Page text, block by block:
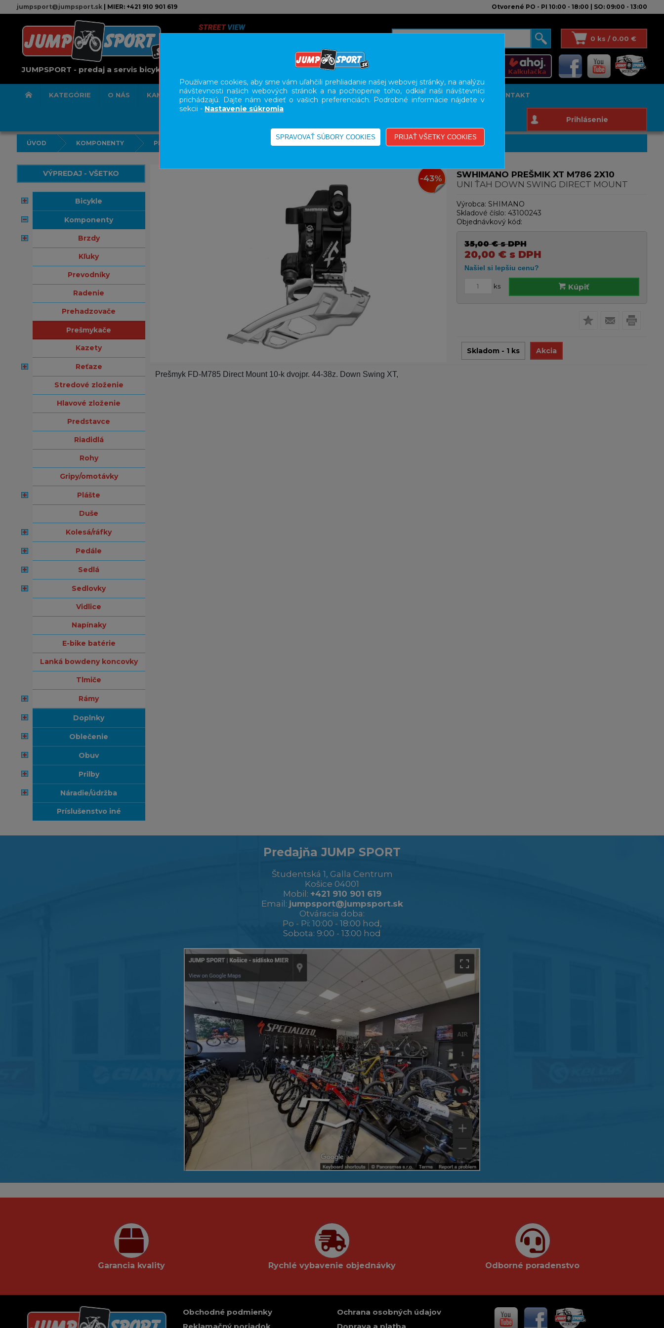
jumpsport@jumpsport.sk| MIER: +421 910 901 619 Otvorené PO - PI 10:00 - 18:00 | SO: 09:00 - 13:00
JUMPSPORT - predaj a servis bicyklov
0 ks / 0.00 €
KATEGÓRIE O NÁS KAMENNÁ PREDAJNA SERVIS SLUŽBY KARIÉRA BODY GEOMETRY FIT STUDIO KONTAKT
Prihlásenie
ÚVOD KOMPONENTY PREŠMYKAČE
VÝPREDAJ - VŠETKO
bicykle
komponenty
brzdy
kľuky
prevodníky
radenie
prehadzovače
prešmykače
kazety
reťaze
stredové zloženie
hlavové zloženie
predstavce
riadidlá
rohy
gripy/omotávky
plášte
duše
kolesá/ráfky
pedále
sedlá
sedlovky
vidlice
napínaky
e-bike batérie
lanká bowdeny koncovky
tlmiče
rámy
doplnky
oblečenie
obuv
prilby
náradie/údržba
príslušenstvo iné
-43%
SWHIMANO PREŠMIK XT M786 2X10
UNI ŤAH DOWN SWING DIRECT MOUNT
Výrobca: SHIMANO
Skladové číslo: 43100243
Objednávkový kód:
35,00 €s DPH
20,00 €s DPH
ks Kúpiť
Skladom - 1 ks Akcia
Prešmyk FD-M785 Direct Mount 10-k dvojpr. 44-38z. Down Swing XT,
Predajňa JUMP SPORT
Študentská 1, Galla Centrum
Košice 04001
Mobil: +421 910 901 619
Email: jumpsport@jumpsport.sk
Otváracia doba:
Po - Pi: 10:00 - 18:00 hod,
Sobota: 9:00 - 13:00 hod
Garancia kvality Rychlé vybavenie objednávky Odborné poradenstvo
Obchodné podmienky
Ochrana osobných údajov
Používame cookies, aby sme vám uľahčili prehliadanie našej webovej stránky, na analýzu
návštevnosti našich webových stránok a na pochopenie toho, odkiaľ naši návštevníci
prichádzajú. Dajte nám vedieť o vašich preferenciách. Podrobné informácie nájdete v
sekcii - Nastavenie súkromia